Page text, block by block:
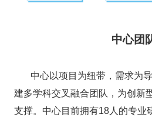
中心团
中心以项目为纽带，需求为
建多学科交叉融合团队，为创新
支撑。中心目前拥有18 人的专业